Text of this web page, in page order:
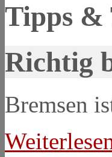
Tipps &
Richtig
Bremsen